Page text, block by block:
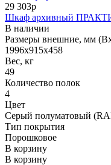
29 303р
Шкаф архивный
В наличии
Размеры внешние, мм
1996x915x458
Вес, кг
49
Количество полок
4
Цвет
Серый полуматовый
Тип покрытия
Порошковое
В корзину
В корзину